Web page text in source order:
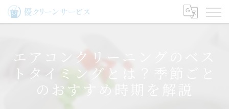
エアコンクリーニングのベス
トタイミングとは？季節ごと
のおすすめ時期を解説